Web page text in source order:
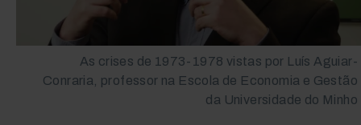
As crises de 1973-1978 vistas por Luís Aguiar-
Conraria, professor na Escola de Economia e Gestão
da Universidade do Minho